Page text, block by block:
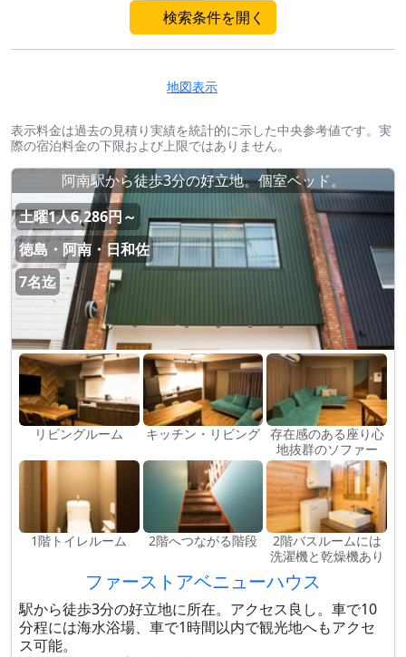
検索条件を開く
地図表示
表示料金は過去の見積り実績を統計的に示した中央参考値です。実
際の宿泊料金の下限および上限ではありません。
阿南駅から徒歩3分の好立地。個室ベッド。
土曜1人6,286円～
徳島・阿南・日和佐
7名迄
リビングルーム キッチン・リビング 存在感のある座り心
地抜群のソファー
1階トイレルーム 2階へつながる階段
2階バスルームには
洗濯機と乾燥機あり
ファーストアベニューハウス
駅から徒歩3分の好立地に所在。アクセス良し。車で10
分程には海水浴場、車で1時間以内で観光地へもアクセ
ス可能。